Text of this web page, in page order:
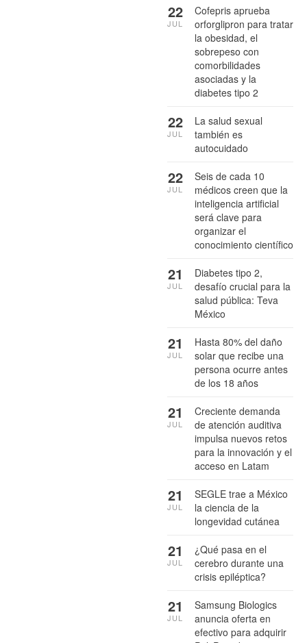
Cofepris aprueba
orforglipron para tratar
la obesidad, el
sobrepeso con
comorbilidades
asociadas y la
diabetes tipo 2
22
JUL
La salud sexual
también es
autocuidado
22
JUL
Seis de cada 10
médicos creen que la
inteligencia artificial
será clave para
organizar el
conocimiento científico
22
JUL
Diabetes tipo 2,
desafío crucial para la
salud pública: Teva
México
21
JUL
Hasta 80% del daño
solar que recibe una
persona ocurre antes
de los 18 años
21
JUL
Creciente demanda
de atención auditiva
impulsa nuevos retos
para la innovación y el
acceso en Latam
21
JUL
SEGLE trae a México
la ciencia de la
longevidad cutánea
21
JUL
¿Qué pasa en el
cerebro durante una
crisis epiléptica?
21
JUL
Samsung Biologics
anuncia oferta en
efectivo para adquirir
21
JUL